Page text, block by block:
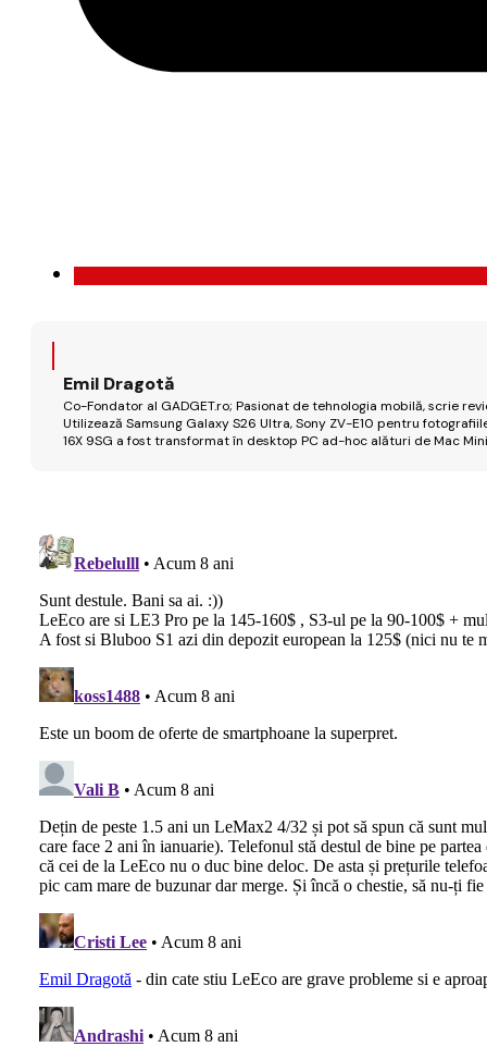
Emil Dragotă
Co-Fondator al GADGET.ro; Pasionat de tehnologia mobilă, scrie
Utilizează Samsung Galaxy S26 Ultra, Sony ZV-E10 pentru
16X 9SG a fost transformat în desktop PC ad-hoc alături de Mac